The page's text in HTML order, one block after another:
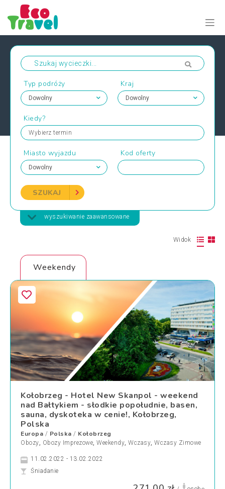
Typ podróży Kraj
Kiedy?
Wybierz termin
Miasto wyjazdu Kod oferty
SZUKAJ
wyszukiwanie zaawansowane
Widok
Weekendy
Kołobrzeg - Hotel New Skanpol - weekend
nad Bałtykiem - słodkie popołudnie, basen,
sauna, dyskoteka w cenie!, Kołobrzeg,
Polska
Europa / Polska / Kołobrzeg
Obozy, Obozy Imprezowe, Weekendy, Wczasy, Wczasy Zimowe
11.02.2022 - 13.02.2022
Śniadanie